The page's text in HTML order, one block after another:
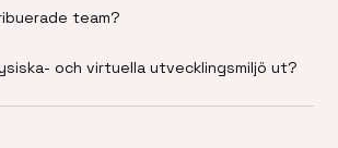
team?
och virtuella utvecklingsmiljö ut?